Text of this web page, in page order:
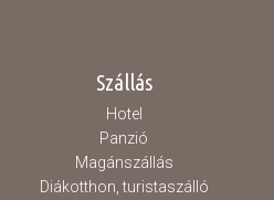
Szállás
Hotel
Panzió
Magánszállás
Diákotthon, turistaszálló